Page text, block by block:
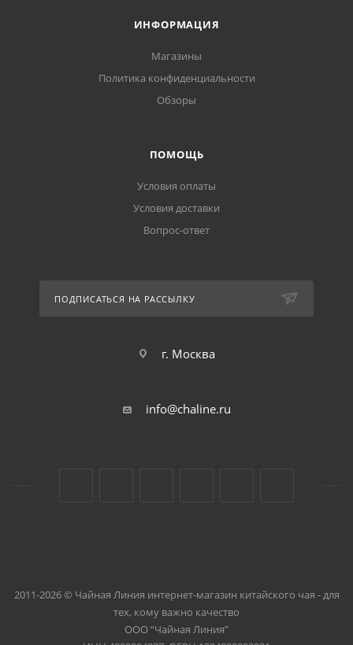
ИНФОРМАЦИЯ
Магазины
Политика конфиденциальности
Обзоры
ПОМОЩЬ
Условия оплаты
Условия доставки
Вопрос-ответ
ПОДПИСАТЬСЯ НА РАССЫЛКУ
г. Москва
info@chaline.ru
2011-2026 © Чайная Линия интернет-магазин китайского чая - для
тех, кому важно качество
ООО “Чайная Линия”